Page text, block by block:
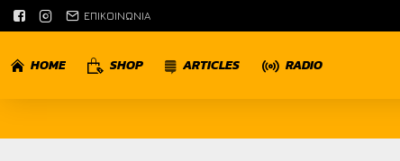
ΕΠΙΚΟΙΝΩΝΙΑ
HOME SHOP ARTICLES RADIO